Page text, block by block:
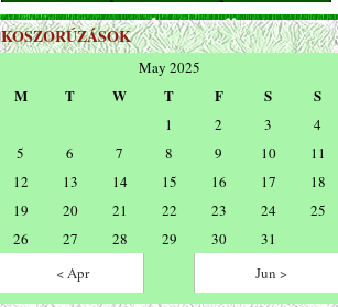
KOSZORÚZÁSOK
May 2025
M T W T F S S
1 2 3
4
5
6 7 8 9 10
11
12
13 14 15 16 17
18
19
20 21 22 23 24
25
26
27 28 29 30
31
< Apr
Jun >